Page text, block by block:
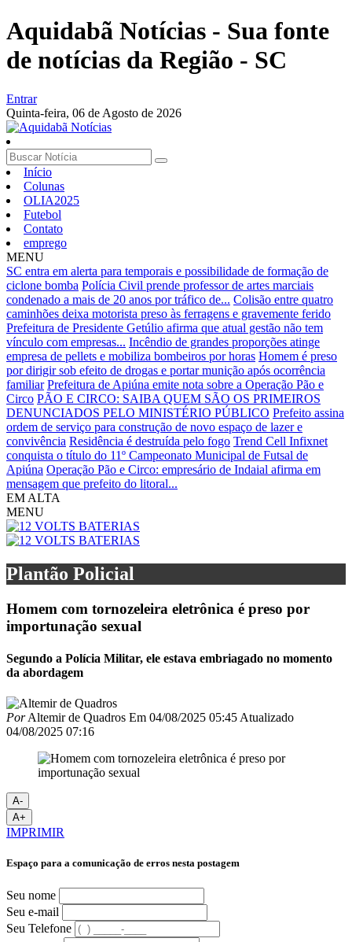
Aquidabã Notícias - Sua fonte
de notícias da Região - SC
Entrar
Quinta-feira, 06 de Agosto de 2026
Início
Colunas
OLIA2025
Futebol
Contato
emprego
MENU
SC entra em alerta para temporais e possibilidade de formação de
ciclone bomba Polícia Civil prende professor de artes marciais
condenado a mais de 20 anos por tráfico de... Colisão entre quatro
caminhões deixa motorista preso às ferragens e gravemente ferido
Prefeitura de Presidente Getúlio afirma que atual gestão não tem
vínculo com empresas... Incêndio de grandes proporções atinge
empresa de pellets e mobiliza bombeiros por horas Homem é preso
por dirigir sob efeito de drogas e portar munição após ocorrência
familiar Prefeitura de Apiúna emite nota sobre a Operação Pão e
Circo PÃO E CIRCO: SAIBA QUEM SÃO OS PRIMEIROS
DENUNCIADOS PELO MINISTÉRIO PÚBLICO Prefeito assina
ordem de serviço para construção de novo espaço de lazer e
convivência Residência é destruída pelo fogo Trend Cell Infixnet
conquista o título do 11º Campeonato Municipal de Futsal de
Apiúna Operação Pão e Circo: empresário de Indaial afirma em
mensagem que prefeito do litoral...
EM ALTA
MENU
Plantão Policial
Homem com tornozeleira eletrônica é preso por
importunação sexual
Segundo a Polícia Militar, ele estava embriagado no momento
da abordagem
PorAltemir de Quadros Em 04/08/2025 05:45 Atualizado
04/08/2025 07:16
A-
A+
IMPRIMIR
Espaço para a comunicação de erros nesta postagem
Seu nome
Seu e-mail
Seu Telefone